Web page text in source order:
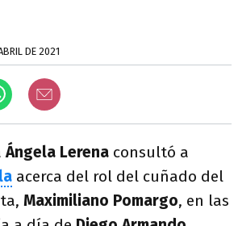
DE 2021
Ángela Lerena consultó a
acerca del rol del cuñado del
Maximiliano Pomargo, en las